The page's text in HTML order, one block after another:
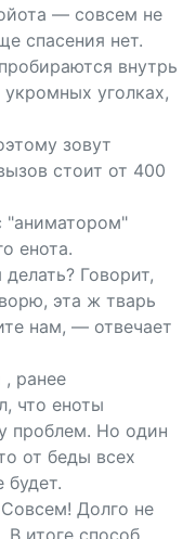
— совсем не
спасения нет.
внутрь
уголках,
зовут
стоит от 400
"аниматором"
енота.
Говорит,
эта ж тварь
нам, — отвечает
ранее
что еноты
проблем. Но один
от беды всех
будет.
Долго не
В итоге способ